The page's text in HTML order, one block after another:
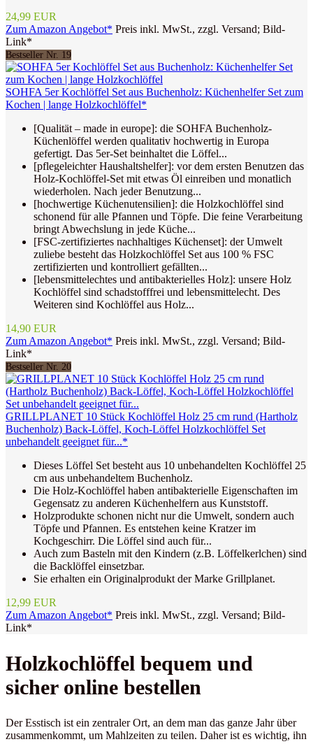
24,99 EUR
Zum Amazon Angebot* Preis inkl. MwSt., zzgl. Versand; Bild-
Link*
Bestseller Nr. 19
SOHFA 5er Kochlöffel Set aus Buchenholz: Küchenhelfer Set zum
Kochen | lange Holzkochlöffel*
[Qualität – made in europe]: die SOHFA Buchenholz-
Küchenlöffel werden qualitativ hochwertig in Europa
gefertigt. Das 5er-Set beinhaltet die Löffel...
[pflegeleichter Haushaltshelfer]: vor dem ersten Benutzen das
Holz-Kochlöffel-Set mit etwas Öl einreiben und monatlich
wiederholen. Nach jeder Benutzung...
[hochwertige Küchenutensilien]: die Holzkochlöffel sind
schonend für alle Pfannen und Töpfe. Die feine Verarbeitung
bringt Abwechslung in jede Küche...
[FSC-zertifiziertes nachhaltiges Küchenset]: der Umwelt
zuliebe besteht das Holzkochlöffel Set aus 100 % FSC
zertifizierten und kontrolliert gefällten...
[lebensmittelechtes und antibakterielles Holz]: unsere Holz
Kochlöffel sind schadstofffrei und lebensmittelecht. Des
Weiteren sind Kochlöffel aus Holz...
14,90 EUR
Zum Amazon Angebot* Preis inkl. MwSt., zzgl. Versand; Bild-
Link*
Bestseller Nr. 20
GRILLPLANET 10 Stück Kochlöffel Holz 25 cm rund (Hartholz
Buchenholz) Back-Löffel, Koch-Löffel Holzkochlöffel Set
unbehandelt geeignet für...*
Dieses Löffel Set besteht aus 10 unbehandelten Kochlöffel 25
cm aus unbehandeltem Buchenholz.
Die Holz-Kochlöffel haben antibakterielle Eigenschaften im
Gegensatz zu anderen Küchenhelfern aus Kunststoff.
Holzprodukte schonen nicht nur die Umwelt, sondern auch
Töpfe und Pfannen. Es entstehen keine Kratzer im
Kochgeschirr. Die Löffel sind auch für...
Auch zum Basteln mit den Kindern (z.B. Löffelkerlchen) sind
die Backlöffel einsetzbar.
Sie erhalten ein Originalprodukt der Marke Grillplanet.
12,99 EUR
Zum Amazon Angebot* Preis inkl. MwSt., zzgl. Versand; Bild-
Link*
Holzkochlöffel bequem und
sicher online bestellen
Der Esstisch ist ein zentraler Ort, an dem man das ganze Jahr über
zusammenkommt, um Mahlzeiten zu teilen. Daher ist es wichtig, ihn